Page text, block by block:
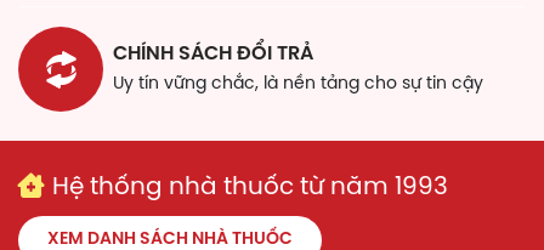
phẩm gần gũi với người hiện đại mà vẫn giữ gìn được
bản sắc Y học dân tộc Việt Nam. Tồn tại với sứ mệnh
mang những bài thuốc là thành phần thảo dược thiên
nhiên chăm sóc sức khỏe con người, Bình Đông đã và
đang cải tiến mỗi ngày để phù hợp với cơ địa của người
Thành phần
CHÍNH SÁCH ĐỔI TRẢ
Uy tín vững chắc, là nền tảng cho sự tin cậy
Hệ thống nhà thuốc từ năm 1993
XEM DANH SÁCH NHÀ THUỐC